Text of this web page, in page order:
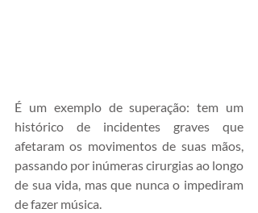
É um exemplo de superação: tem um
histórico de incidentes graves que
afetaram os movimentos de suas mãos,
passando por inúmeras cirurgias ao longo
de sua vida, mas que nunca o impediram
de fazer música.